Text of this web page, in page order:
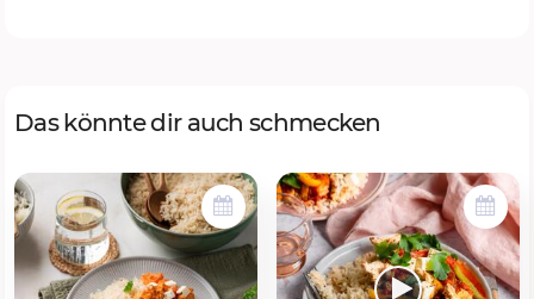
Das könnte dir auch schmecken